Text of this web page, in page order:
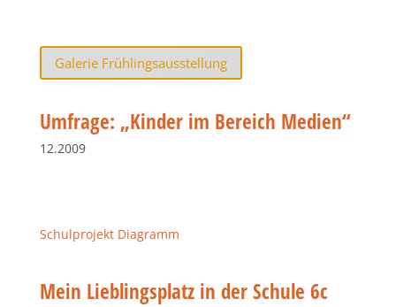
Galerie Frühlingsausstellung
Umfrage: „Kinder im Bereich Medien“
12.2009
Schulprojekt Diagramm
Mein Lieblingsplatz in der Schule 6c